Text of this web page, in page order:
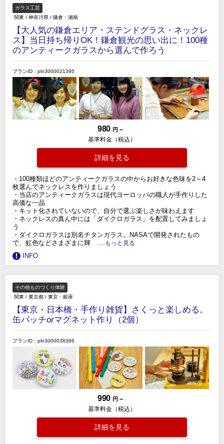
ガラス工芸
関東 / 神奈川県 / 鎌倉・湘南
【大人気の鎌倉エリア・ステンドグラス・ネックレ
ス】当日持ち帰りOK！鎌倉観光の思い出に！100種
のアンティークガラスから選んで作ろう
プランID：pln3000021395
980 円 ～
基準料金（税込）
詳細を見る
・100種類ほどのアンティークガラスの中からお好きな色味を2～4
枚選んでネックレスを作りましょう
・当店のアンティークガラスは現代ヨーロッパの職人が手作りした
高価な一品
・キット化されていないので、自分で選ぶ楽しさが味わえます
・ネックレスの真ん中には「ダイクロガラス」を配置してみましょ
う
・ダイクロガラスは別名チタンガラス。NASAで開発されたもの
で、虹色などさまざまに輝
.....もっと見る
INFO
その他ものづくり体験
関東 / 東京都 / 東京・銀座
【東京・日本橋・手作り雑貨】さくっと楽しめる。
缶バッチorマグネット作り（2個）
プランID：pln3000038366
990 円 ～
基準料金（税込）
詳細を見る